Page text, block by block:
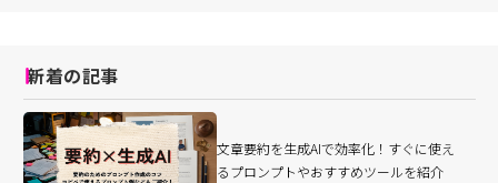
新着の記事
文章要約を生成AIで効率化！すぐに使え
るプロンプトやおすすめツールを紹介